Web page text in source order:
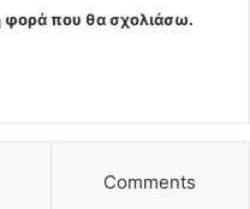
φορά που θα σχολιάσω.
Comments